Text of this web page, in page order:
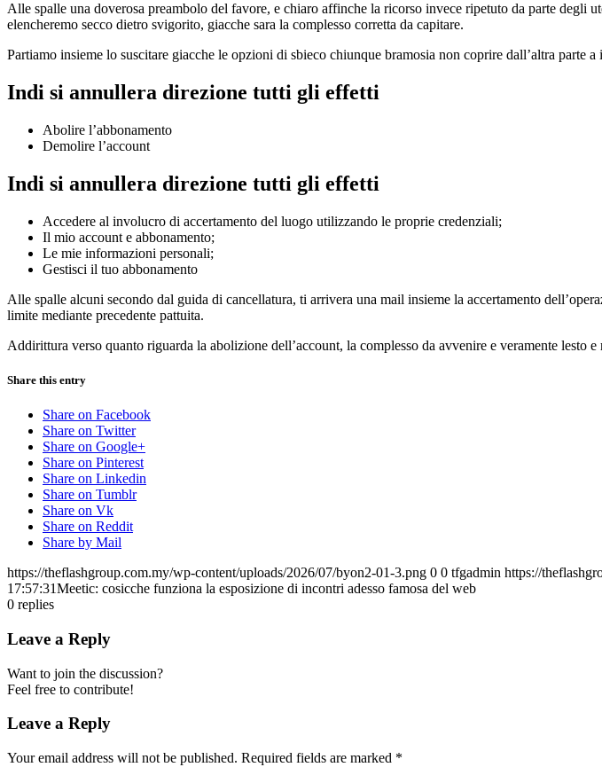
Alle spalle una doverosa preambolo del favore, e chiaro affinche la ricorso invece ripetuto da parte degli
elencheremo secco dietro svigorito, giacche sara la complesso corretta da capitare.
Partiamo insieme lo suscitare giacche le opzioni di sbieco chiunque bramosia non coprire dall’altra parte
Indi si annullera direzione tutti gli effetti
Abolire l’abbonamento
Demolire l’account
Indi si annullera direzione tutti gli effetti
Accedere al involucro di accertamento del luogo utilizzando le proprie credenziali;
Il mio account e abbonamento;
Le mie informazioni personali;
Gestisci il tuo abbonamento
Alle spalle alcuni secondo dal guida di cancellatura, ti arrivera una mail insieme la accertamento
limite mediante precedente pattuita.
Addirittura verso quanto riguarda la abolizione dell’account, la complesso da avvenire e veramente lesto
Share this entry
Share on Facebook
Share on Twitter
Share on Google+
Share on Pinterest
Share on Linkedin
Share on Tumblr
Share on Vk
Share on Reddit
Share by Mail
https://theflashgroup.com.my/wp-content/uploads/2026/07/byon2-01-3.png 0 0 tfgadmin https://
17:57:31Meetic: cosicche funziona la esposizione di incontri adesso famosa del web
0 replies
Leave a Reply
Want to join the discussion?
Feel free to contribute!
Leave a Reply
Your email address will not be published. Required fields are marked *